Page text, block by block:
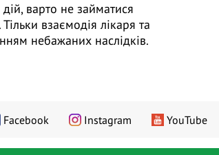
варто не займатися
взаємодія лікаря та
небажаних наслідків.
Facebook Instagram YouTube